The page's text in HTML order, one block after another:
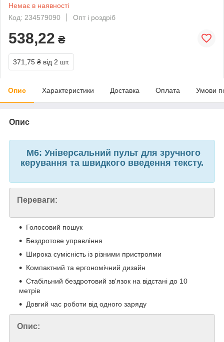
Немає в наявності
Код: 234579090
Опт і роздріб
538,22 ₴
371,75 ₴ від 2 шт.
Опис Характеристики Доставка Оплата Умови
Опис
M6: Універсальний пульт для зручного
керування та швидкого введення тексту.
Переваги:
Голосовий пошук
Бездротове управління
Широка сумісність із різними пристроями
Компактний та ергономічний дизайн
Стабільний бездротовий зв'язок на відстані до 10
метрів
Довгий час роботи від одного заряду
Опис: